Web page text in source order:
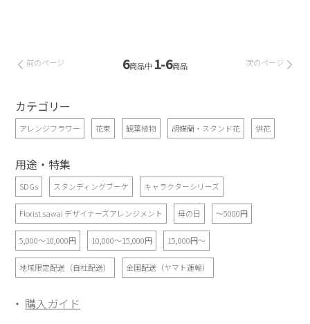
前のページ 6商品中 1-6商品 次のページ
カテゴリー
アレンジフラワー 花束 観葉植物 胡蝶蘭・スタンド花 供花
用途・特集
SDGs スタンディングブーケ キャラクターシリーズ
Florist sawai デザイナーズアレンジメント 母の日 ～5000円
5,000～10,000円 10,000～15,000円 15,000円～
地域限定配送（自社配送） 全国配送（ヤマト運輸）
購入ガイド